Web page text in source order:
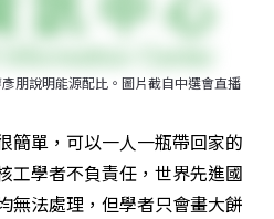
朋說明能源配比。圖片截自中選會直播
簡單，可以一人一瓶帶回家的
工學者不負責任，世界先進國
無法處理，但學者只會畫大餅